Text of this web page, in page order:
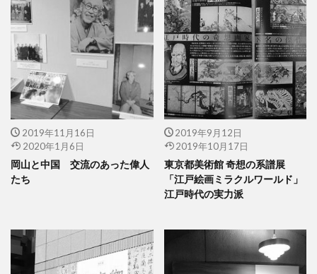
2019年11月16日
2020年1月6日
岡山と中国 交流のあった偉人
たち
2019年9月12日
2019年10月17日
東京都美術館 奇想の系譜展
「江戸絵画ミラクルワールド」
江戸時代の実力派